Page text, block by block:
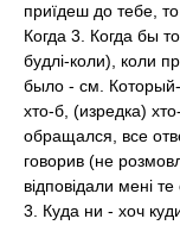
приїдеш до тебе,
Когда 3. Когда бы
будлі-коли), коли
было - см. Который-
хто-б, (изредка)
обращался, все
говорив (не
відповідали мені
3. Куда ни - хоч